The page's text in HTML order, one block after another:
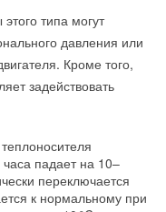
типа могут
давления или
Кроме того,
задействовать
падает на 10–
переключается
к нормальному при